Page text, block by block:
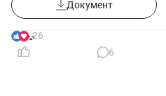
Документ
26
6